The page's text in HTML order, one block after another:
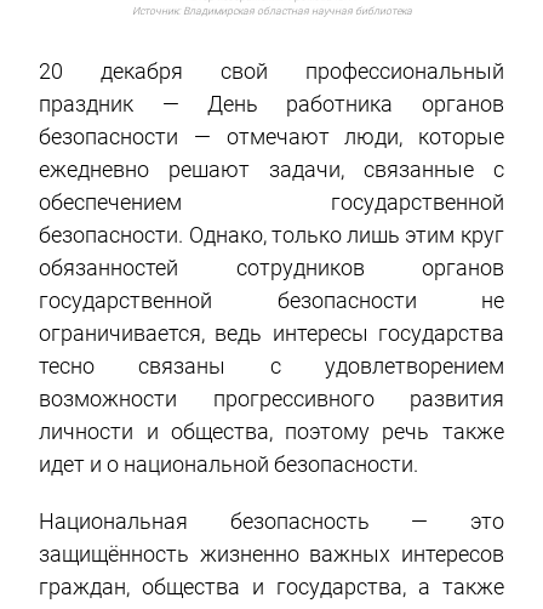
Источник: Владимирская областная научная библиотека
20 декабря свой профессиональный
праздник — День работника органов
безопасности — отмечают люди, которые
ежедневно решают задачи, связанные с
обеспечением государственной
безопасности. Однако, только лишь этим круг
обязанностей сотрудников органов
государственной безопасности не
ограничивается, ведь интересы государства
тесно связаны с удовлетворением
возможности прогрессивного развития
личности и общества, поэтому речь также
идет и о национальной безопасности.
Национальная безопасность — это
защищённость жизненно важных интересов
граждан, общества и государства, а также